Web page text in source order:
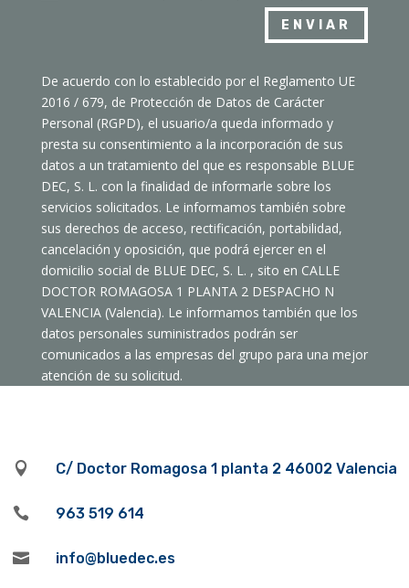
ENVIAR
De acuerdo con lo establecido por el Reglamento UE
2016 / 679, de Protección de Datos de Carácter
Personal (RGPD), el usuario/a queda informado y
presta su consentimiento a la incorporación de sus
datos a un tratamiento del que es responsable BLUE
DEC, S. L. con la finalidad de informarle sobre los
servicios solicitados. Le informamos también sobre
sus derechos de acceso, rectificación, portabilidad,
cancelación y oposición, que podrá ejercer en el
domicilio social de BLUE DEC, S. L. , sito en CALLE
DOCTOR ROMAGOSA 1 PLANTA 2 DESPACHO N
VALENCIA (Valencia). Le informamos también que los
datos personales suministrados podrán ser
comunicados a las empresas del grupo para una mejor
atención de su solicitud.
 C/ Doctor Romagosa 1 planta 2 46002 Valencia
 963 519 614
 info@bluedec.es